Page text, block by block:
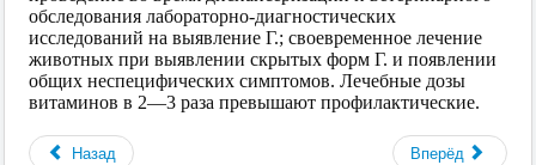
обследования лабораторно‑диагностических
исследований на выявление Г.; своевременное лечение
животных при выявлении скрытых форм Г. и появлении
общих неспецифических симптомов. Лечебные дозы
витаминов в 2—3 раза превышают профилактические.
Назад Вперёд